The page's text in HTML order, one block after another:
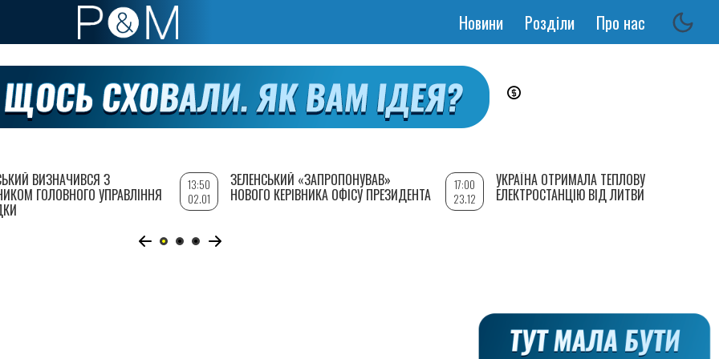
Основная
Новини Розділи Про нас
ВИЗНАЧИВСЯ З
ГОЛОВНОГО УПРАВЛІННЯ
13:50
02.01
ЗЕЛЕНСЬКИЙ «ЗАПРОПОНУВАВ»
НОВОГО КЕРІВНИКА ОФІСУ ПРЕЗИДЕНТА
17:00
23.12
УКРАЇНА ОТРИМАЛА ТЕПЛОВУ
ЕЛЕКТРОСТАНЦІЮ ВІД ЛИТВИ